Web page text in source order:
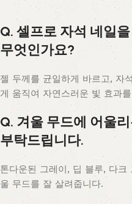
Q. 셀프로 자석 네일
무엇인가요?
젤 두께를 균일하게 바르고, 자
게 움직여 자연스러운 빛 효과
Q. 겨울 무드에 어울
부탁드립니다.
톤다운된 그레이, 딥 블루, 다크
울 무드를 잘 살려줍니다.